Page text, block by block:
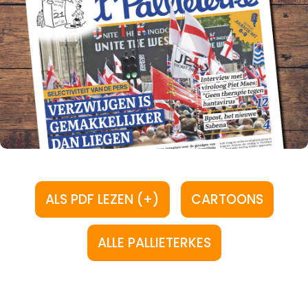
ALS PDF LEZEN (+) CARTOONS
ALLE PALLIETERKES